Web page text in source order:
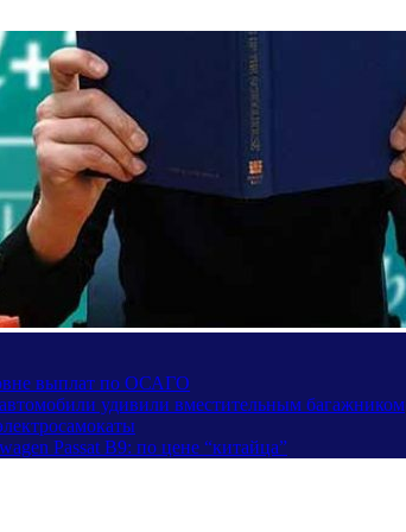
выплат по ОСАГО
удивили вместительным багажником
Passat B9: по цене “китайца”